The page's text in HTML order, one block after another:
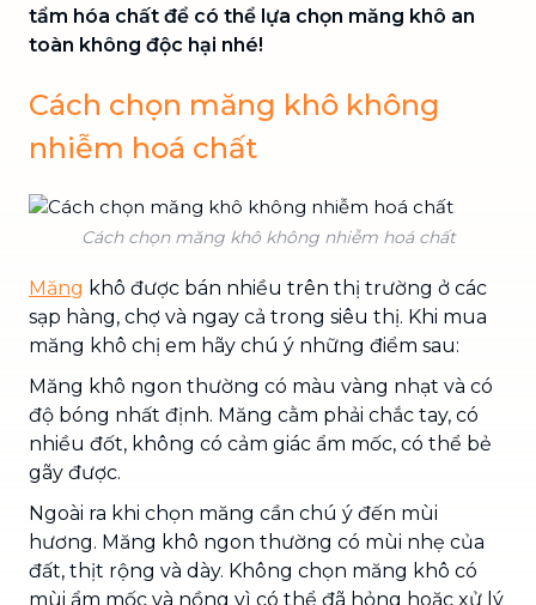
tẩm hóa chất để có thể lựa chọn măng khô an
toàn không độc hại nhé!
Cách chọn măng khô không
nhiễm hoá chất
Cách chọn măng khô không nhiễm hoá chất
Măng khô được bán nhiều trên thị trường ở các
sạp hàng, chợ và ngay cả trong siêu thị. Khi mua
măng khô chị em hãy chú ý những điểm sau:
Măng khô ngon thường có màu vàng nhạt và có
độ bóng nhất định. Măng cằm phải chắc tay, có
nhiều đốt, không có cảm giác ẩm mốc, có thể bẻ
gãy được.
Ngoài ra khi chọn măng cần chú ý đến mùi
hương. Măng khô ngon thường có mùi nhẹ của
đất, thịt rộng và dày. Không chọn măng khô có
mùi ẩm mốc và nồng vì có thể đã hỏng hoặc xử lý